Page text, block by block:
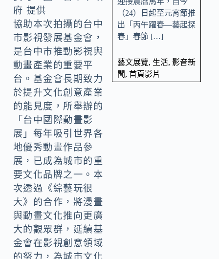
府 提供
協助本次拍攝的台中
市影視發展基金會，
是台中市推動影視與
動畫產業的重要平
台。基金會長期致力
於提升文化創意產業
的能見度，所舉辦的
「台中國際動畫影
展」每年吸引世界各
地優秀動畫作品參
展，已成為城市的重
要文化品牌之一。本
次透過《綜藝玩很
大》的合作，將漫畫
與動畫文化推向更廣
大的觀眾群，延續基
金會在影視創意領域
（24）日起至元宵節推
出「丙午躍春—藝起探
春」春節 […]
藝文展覽, 生活, 影音新
聞, 首頁影片